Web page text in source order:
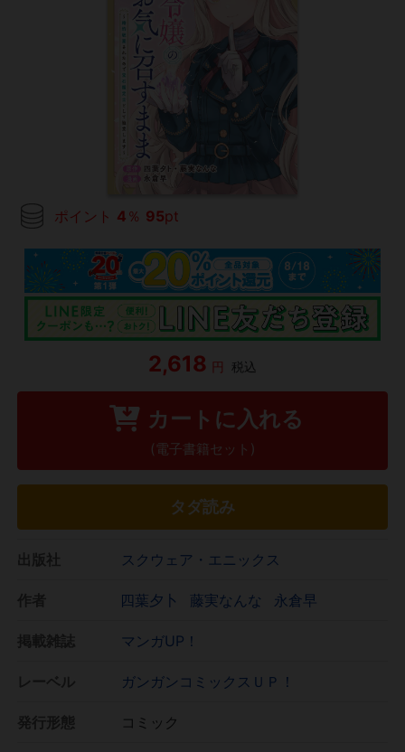
ポイント 4 ％ 95pt
2,618 円 税込
カートに入れる
(電子書籍セット)
タダ読み
スクウェア・エニックス
四葉夕卜 藤実なんな 永倉早
マンガUP！
ガンガンコミックスＵＰ！
コミック